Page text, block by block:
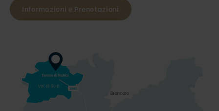
Informazioni e Prenotazioni